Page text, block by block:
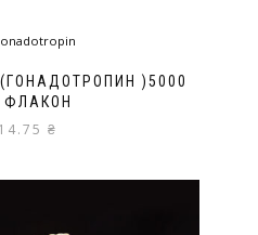
(ГОНАДОТРОПИН )5000
ФЛАКОН
₴